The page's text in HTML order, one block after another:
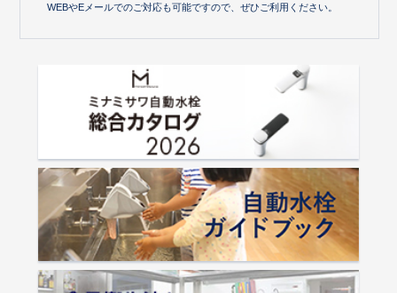
WEBやEメールでのご対応も可能ですので、ぜひご利用ください。